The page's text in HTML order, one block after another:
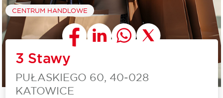
CENTRUM HANDLOWE
3 Stawy
PUŁASKIEGO 60, 40‑028
KATOWICE